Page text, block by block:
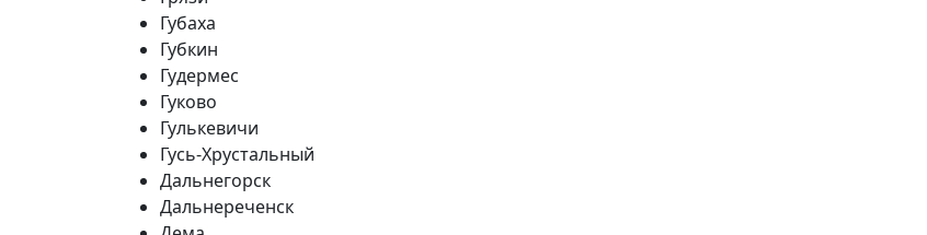
Губаха
Губкин
Гудермес
Гуково
Гулькевичи
Гусь-Хрустальный
Дальнегорск
Дальнереченск